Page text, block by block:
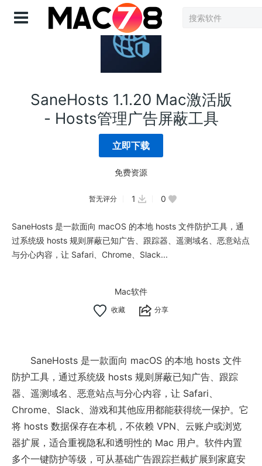
登录
SaneHosts 1.1.20 Mac激活版
- Hosts管理广告屏蔽工具
立即下载
免费资源
暂无评分 1 0
SaneHosts 是一款面向 macOS 的本地 hosts 文件防护工具，通
过系统级 hosts 规则屏蔽已知广告、跟踪器、遥测域名、恶意站点
与分心内容，让 Safari、Chrome、Slack...
Mac软件
分享
SaneHosts 是一款面向 macOS 的本地 hosts 文件
防护工具，通过系统级 hosts 规则屏蔽已知广告、跟踪
器、遥测域名、恶意站点与分心内容，让 Safari、
Chrome、Slack、游戏和其他应用都能获得统一保护。它
将 hosts 数据保存在本机，不依赖 VPN、云账户或浏览
器扩展，适合重视隐私和透明性的 Mac 用户。软件内置
多个一键防护等级，可从基础广告跟踪拦截扩展到家庭安